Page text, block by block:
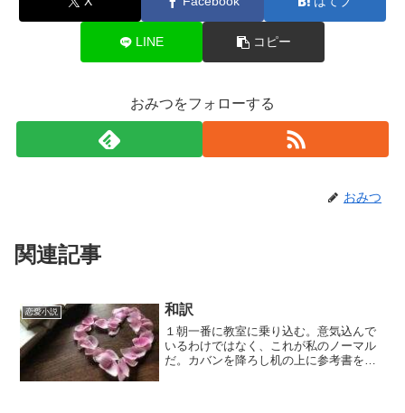
LINE コピー
おみつをフォローする
おみつ
関連記事
恋愛小説 和訳
１朝一番に教室に乗り込む。意気込んで
いるわけではなく、これが私のノーマル
だ。カバンを降ろし机の上に参考書を取